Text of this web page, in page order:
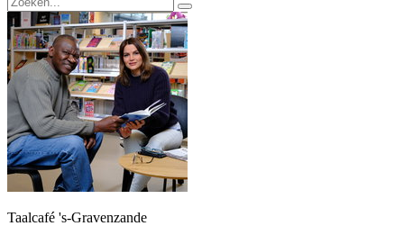
Taalcafé 's-Gravenzande